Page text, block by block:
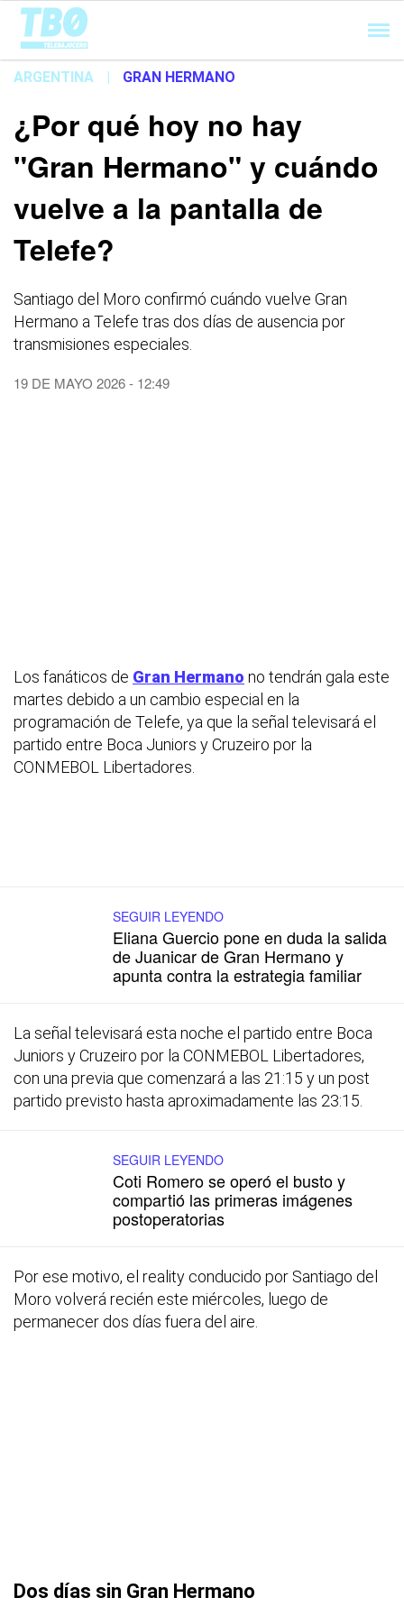
Cargando...
ARGENTINA | GRAN HERMANO
¿Por qué hoy no hay
"Gran Hermano" y cuándo
vuelve a la pantalla de
Telefe?
Santiago del Moro confirmó cuándo vuelve Gran
Hermano a Telefe tras dos días de ausencia por
transmisiones especiales.
19 DE MAYO 2026 - 12:49
Los fanáticos de Gran Hermano no tendrán gala este
martes debido a un cambio especial en la
programación de Telefe, ya que la señal televisará el
partido entre Boca Juniors y Cruzeiro por la
CONMEBOL Libertadores.
SEGUIR LEYENDO
Eliana Guercio pone en duda la salida
de Juanicar de Gran Hermano y
apunta contra la estrategia familiar
La señal televisará esta noche el partido entre Boca
Juniors y Cruzeiro por la CONMEBOL Libertadores,
con una previa que comenzará a las 21:15 y un post
partido previsto hasta aproximadamente las 23:15.
SEGUIR LEYENDO
Coti Romero se operó el busto y
compartió las primeras imágenes
postoperatorias
Por ese motivo, el reality conducido por Santiago del
Moro volverá recién este miércoles, luego de
permanecer dos días fuera del aire.
Dos días sin Gran Hermano